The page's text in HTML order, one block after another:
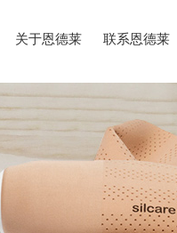
关于恩德莱 联系恩德莱